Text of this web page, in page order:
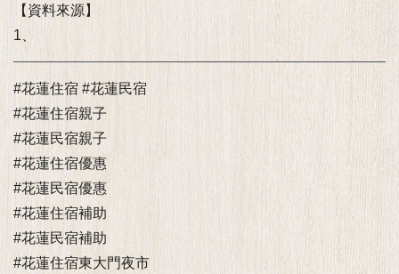
【資料來源】
1、
#花蓮住宿 #花蓮民宿
#花蓮住宿親子
#花蓮民宿親子
#花蓮住宿優惠
#花蓮民宿優惠
#花蓮住宿補助
#花蓮民宿補助
#花蓮住宿東大門夜市